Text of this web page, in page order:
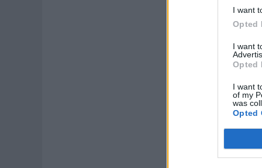
I want
Opted
I want
Opted
I want
of my
was
Opted